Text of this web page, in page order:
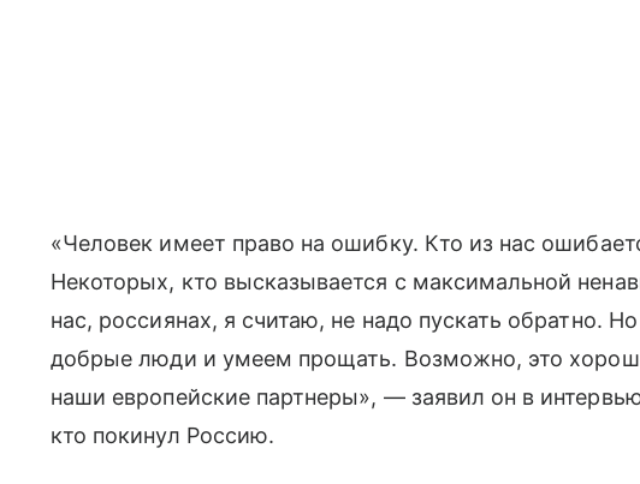
«Человек имеет право на ошибку. Кто из нас
Некоторых, кто высказывается с максимальной
нас, россиянах, я считаю, не надо пускать обратно.
добрые люди и умеем прощать. Возможно, это
наши европейские партнеры», — заявил он в
кто покинул Россию.